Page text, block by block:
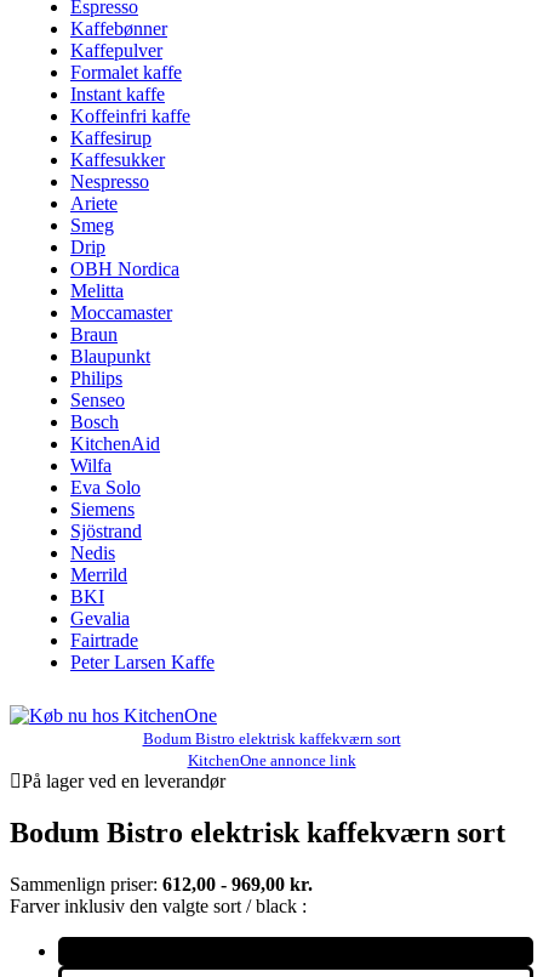
Espresso
Kaffebønner
Kaffepulver
Formalet kaffe
Instant kaffe
Koffeinfri kaffe
Kaffesirup
Kaffesukker
Nespresso
Ariete
Smeg
Drip
OBH Nordica
Melitta
Moccamaster
Braun
Blaupunkt
Philips
Senseo
Bosch
KitchenAid
Wilfa
Eva Solo
Siemens
Sjöstrand
Nedis
Merrild
BKI
Gevalia
Fairtrade
Peter Larsen Kaffe
Bodum Bistro elektrisk kaffekværn sort
KitchenOne annonce link
På lager ved en leverandør
Bodum Bistro elektrisk kaffekværn sort
Sammenlign priser: 612,00 - 969,00 kr.
Farver inklusiv den valgte sort / black :